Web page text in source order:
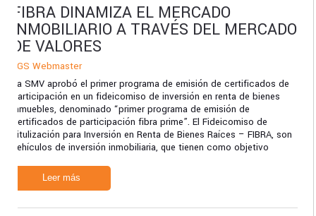
FIBRA DINAMIZA EL MERCADO
INMOBILIARIO A TRAVÉS DEL MERCADO
DE VALORES
TGS Webmaster
La SMV aprobó el primer programa de emisión de certificados de
participación en un fideicomiso de inversión en renta de bienes
inmuebles, denominado “primer programa de emisión de
certificados de participación fibra prime”. El Fideicomiso de
Titulización para Inversión en Renta de Bienes Raíces – FIBRA, son
vehículos de inversión inmobiliaria, que tienen como objetivo
Leer más